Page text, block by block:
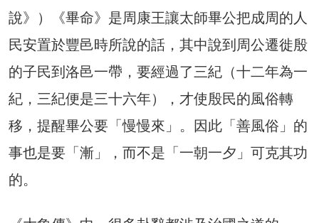
說》）《畢命》是周康王讓太師畢公把成周的人
民安置於豐邑時所說的話，其中說到周公遷徙殷
的子民到洛邑一帶，要經過了三紀（十二年為一
紀，三紀便是三十六年），才使殷民的風俗轉
移，提醒畢公要「慢慢來」。因此「善風俗」的
事也是要「漸」，而不是「一朝一夕」可克其功
的。